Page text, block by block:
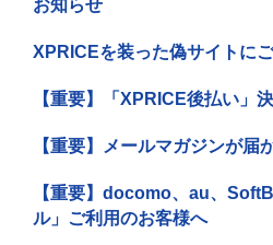
お知らせ
XPRICEを装った偽サイトに
【重要】「XPRICE後払い」
【重要】メールマガジンが届
【重要】docomo、au、
ル」ご利用のお客様へ